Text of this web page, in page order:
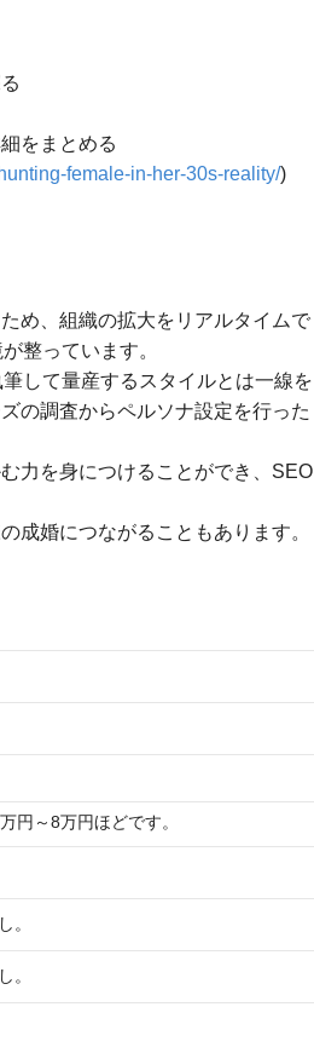
をまとめる
female-in-her-30s-reality/)
め、組織の拡大をリアルタイムで
整っています。
して量産するスタイルとは一線を
の調査からペルソナ設定を行った
力を身につけることができ、SEO
成婚につながることもあります。
円～8万円ほどです。
。
。